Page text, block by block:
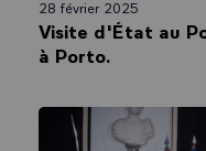
28 février 2025
Visite d'État au
à Porto.